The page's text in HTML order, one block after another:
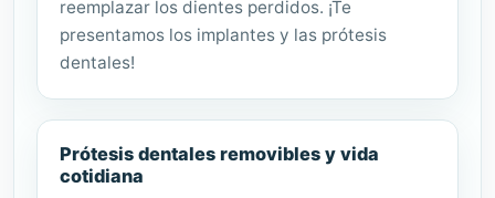
reemplazar los dientes perdidos. ¡Te
presentamos los implantes y las prótesis
dentales!
Prótesis dentales removibles y vida
cotidiana